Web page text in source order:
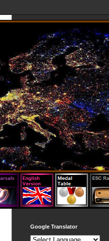
Google Translator